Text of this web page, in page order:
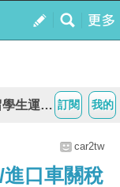
我的
訂閱
車代購說明
car2tw
口車關稅